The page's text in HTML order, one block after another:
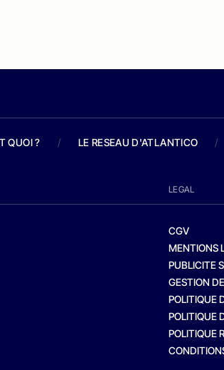
QUOI ? / LE RESEAU D'ATLANTICO /
LEGAL
CGV
MENTIONS
PUBLICITE
GESTION
POLITIQUE
POLITIQUE
POLITIQUE